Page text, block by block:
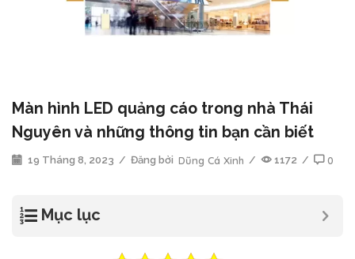
Màn hình LED quảng cáo trong nhà Thái
Nguyên và những thông tin bạn cần biết
19 Tháng 8, 2023 / Đăng bởi Dũng Cá Xinh / 1172 / 0
Mục lục